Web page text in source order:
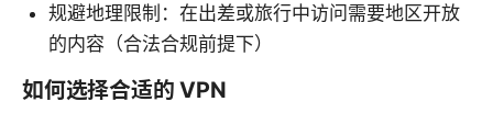
规避地理限制：在出差或旅行中访问需要地区开放
的内容（合法合规前提下）
如何选择合适的 VPN